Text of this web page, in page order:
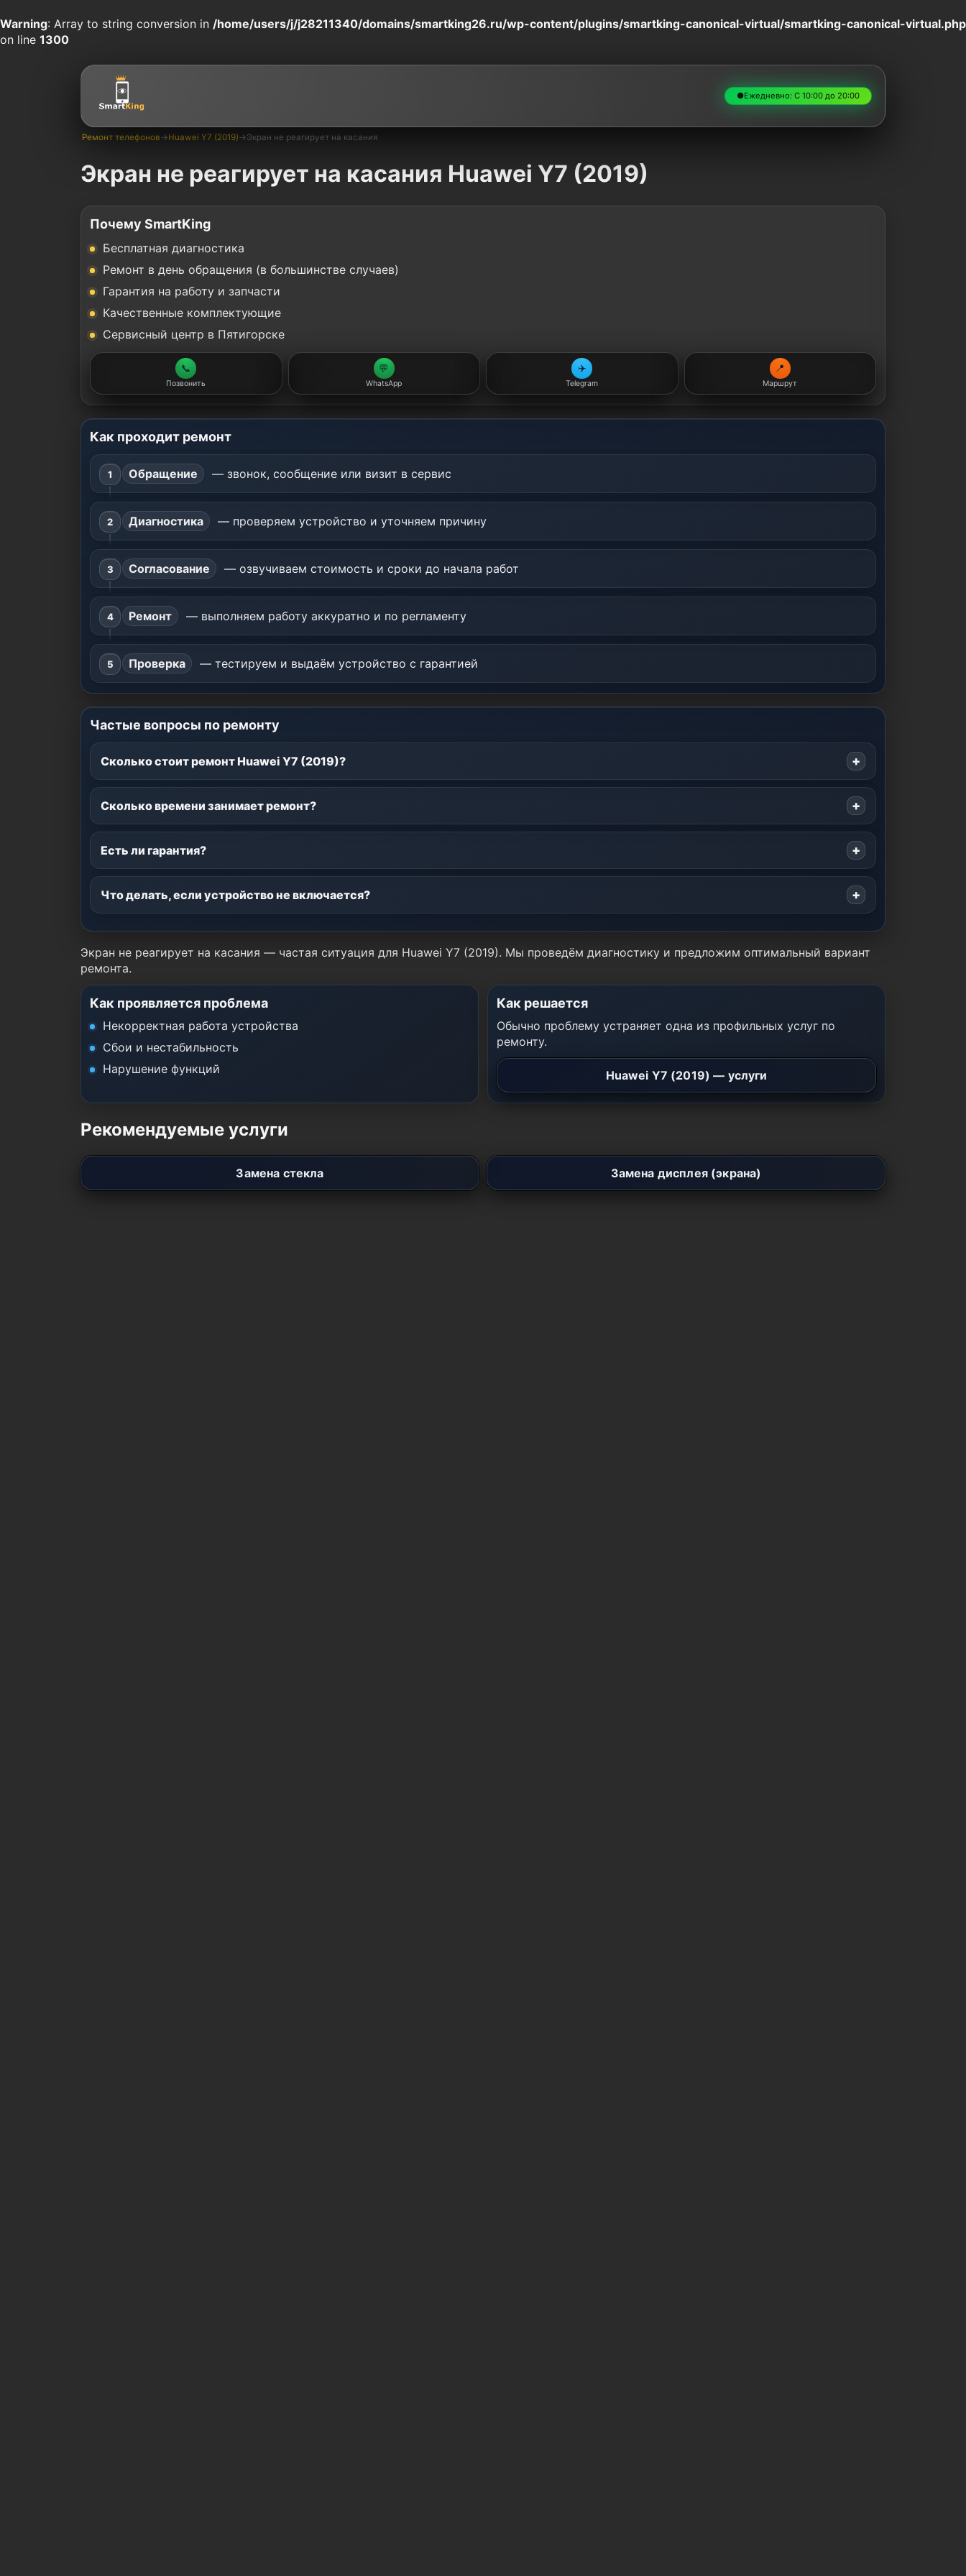
Warning: Array to string conversion in /home/users/j/j28211340/domains/smartking26.ru/wp-content/plugins/smartking-canonical-virtual/smartking-canonical-virtual.php
on line 1300
●Ежедневно: С 10:00 до 20:00
Ремонт телефонов→Huawei Y7 (2019)→Экран не реагирует на касания
Экран не реагирует на касания Huawei Y7 (2019)
Почему SmartKing
Бесплатная диагностика
Ремонт в день обращения (в большинстве случаев)
Гарантия на работу и запчасти
Качественные комплектующие
Сервисный центр в Пятигорске
📞
Позвонить
💬
WhatsApp
✈️
Telegram
📍
Маршрут
Как проходит ремонт
Обращение — звонок, сообщение или визит в сервис
Диагностика — проверяем устройство и уточняем причину
Согласование — озвучиваем стоимость и сроки до начала работ
Ремонт — выполняем работу аккуратно и по регламенту
Проверка — тестируем и выдаём устройство с гарантией
Частые вопросы по ремонту
Сколько стоит ремонт Huawei Y7 (2019)?
Сколько времени занимает ремонт?
Есть ли гарантия?
Что делать, если устройство не включается?
Экран не реагирует на касания — частая ситуация для Huawei Y7 (2019). Мы проведём диагностику и предложим оптимальный вариант
ремонта.
Как проявляется проблема
Некорректная работа устройства
Сбои и нестабильность
Нарушение функций
Как решается
Обычно проблему устраняет одна из профильных услуг по
ремонту.
Huawei Y7 (2019) — услуги
Рекомендуемые услуги
Замена стекла Замена дисплея (экрана)